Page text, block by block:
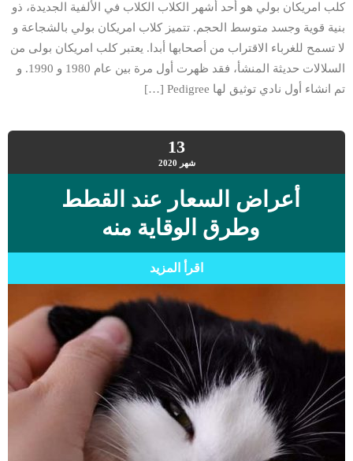
كلب امريكان بولي هو أحد أشهر الكلاب الكلاب في الألفية الجديدة، ذو
بنية قوية وجسد متوسط الحجم. تتميز كلاب امريكان بولي بالشجاعة و
لا تسمح للغرباء الاقتراب من أصحابها أبدا. يعتبر كلب امريكان بولى من
السلالات حديثة المنشأ، فقد ظهرت أول مرة بين عام 1980 و 1990. و
تم انشاء أول نادي توثيق لها Pedigree […]
13
شهر 2020
أعراض السعار عند القطط
وطرق الوقاية منه
اقرأ المزيد